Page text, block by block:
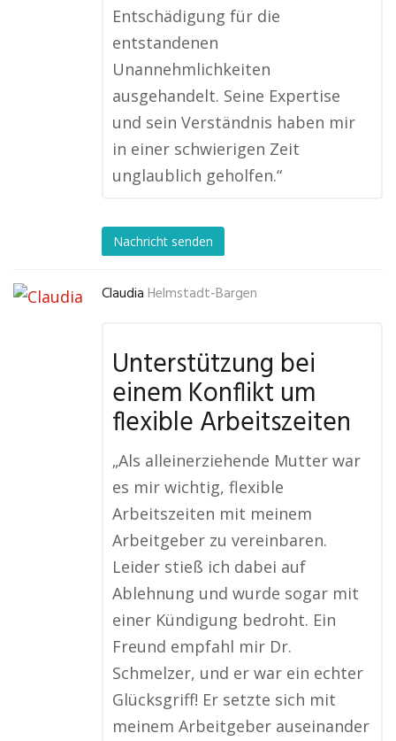
Entschädigung für die
entstandenen
Unannehmlichkeiten
ausgehandelt. Seine Expertise
und sein Verständnis haben mir
in einer schwierigen Zeit
unglaublich geholfen.“
Nachricht senden
Claudia Helmstadt-Bargen
Unterstützung bei
einem Konflikt um
flexible Arbeitszeiten
„Als alleinerziehende Mutter war
es mir wichtig, flexible
Arbeitszeiten mit meinem
Arbeitgeber zu vereinbaren.
Leider stieß ich dabei auf
Ablehnung und wurde sogar mit
einer Kündigung bedroht. Ein
Freund empfahl mir Dr.
Schmelzer, und er war ein echter
Glücksgriff! Er setzte sich mit
meinem Arbeitgeber auseinander